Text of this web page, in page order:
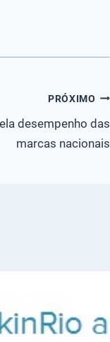
PRÓXIMO
desempenho das
marcas nacionais